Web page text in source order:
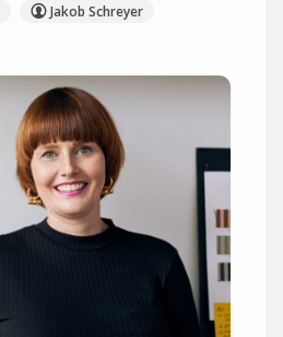
Jakob Schreyer